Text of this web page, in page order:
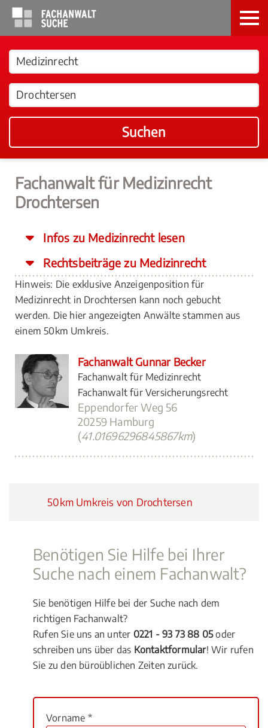
Suchen
Fachanwalt für Medizinrecht
Drochtersen
Infos zu Medizinrecht lesen
Rechtsbeiträge zu Medizinrecht
Hinweis: Die exklusive Anzeigenposition für
Medizinrecht in Drochtersen kann noch gebucht
werden. Die hier angezeigten Anwälte stammen aus
einem 50km Umkreis.
Fachanwalt Gunnar Becker
Fachanwalt für Medizinrecht
Fachanwalt für Versicherungsrecht
Eppendorfer Weg 56
20259 Hamburg
(41.01696296845867km)
50km Umkreis von Drochtersen
Benötigen Sie Hilfe bei Ihrer
Suche nach einem Fachanwalt?
Sie benötigen Hilfe bei der Suche nach dem
richtigen Fachanwalt?
Rufen Sie uns an unter 0221 - 93 73 88 05oder
schreiben uns über das Kontaktformular! Wir rufen
Sie zu den büroüblichen Zeiten zurück.
Vorname *